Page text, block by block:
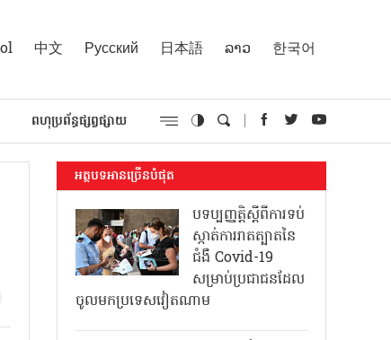
中文 Русский 日本語 ລາວ 한국어
ពហុប្រព័ន្ធផ្សព្វផ្សាយ
អត្ថបទអានច្រើនបំផុត
បទប្បញ្ញត្តិស្តីពីការទប់
ស្កាត់ការរាតត្បាតនៃ
ជំងឺ Covid-19
សម្រាប់ប្រជាជនដែល
ចូលមកប្រទេសវៀតណាម